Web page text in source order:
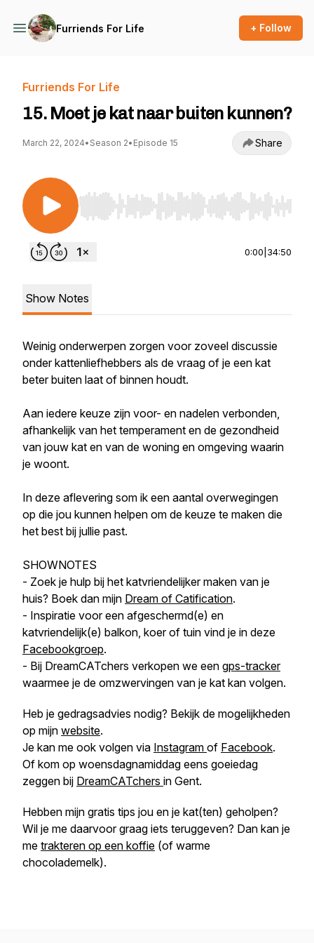
Furriends For Life + Follow
Furriends For Life
15. Moet je kat naar buiten kunnen?
March 22, 2024• Season 2• Episode 15 Share
Use Left/Right to seek, Home/End to jump to
0:00 34:50
Show Notes
Weinig onderwerpen zorgen voor zoveel discussie
onder kattenliefhebbers als de vraag of je een kat
beter buiten laat of binnen houdt.
Aan iedere keuze zijn voor- en nadelen verbonden,
afhankelijk van het temperament en de gezondheid
van jouw kat en van de woning en omgeving waarin
je woont.
In deze aflevering som ik een aantal overwegingen
op die jou kunnen helpen om de keuze te maken die
het best bij jullie past.
SHOWNOTES
- Zoek je hulp bij het katvriendelijker maken van je
huis? Boek dan mijn Dream of Catification.
- Inspiratie voor een afgeschermd(e) en
katvriendelijk(e) balkon, koer of tuin vind je in deze
Facebookgroep.
- Bij DreamCATchers verkopen we een gps-tracker
waarmee je de omzwervingen van je kat kan volgen.
Heb je gedragsadvies nodig? Bekijk de mogelijkheden
op mijn website.
Je kan me ook volgen via Instagram of Facebook.
Of kom op woensdagnamiddag eens goeiedag
zeggen bij DreamCATchers in Gent.
Hebben mijn gratis tips jou en je kat(ten) geholpen?
Wil je me daarvoor graag iets teruggeven? Dan kan je
me trakteren op een koffie (of warme
chocolademelk).